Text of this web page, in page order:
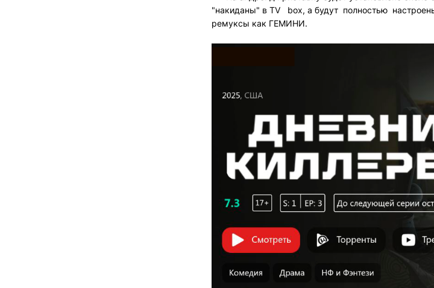
"накиданы" в TV box, а будут полностью
ремуксы как ГЕМИНИ.